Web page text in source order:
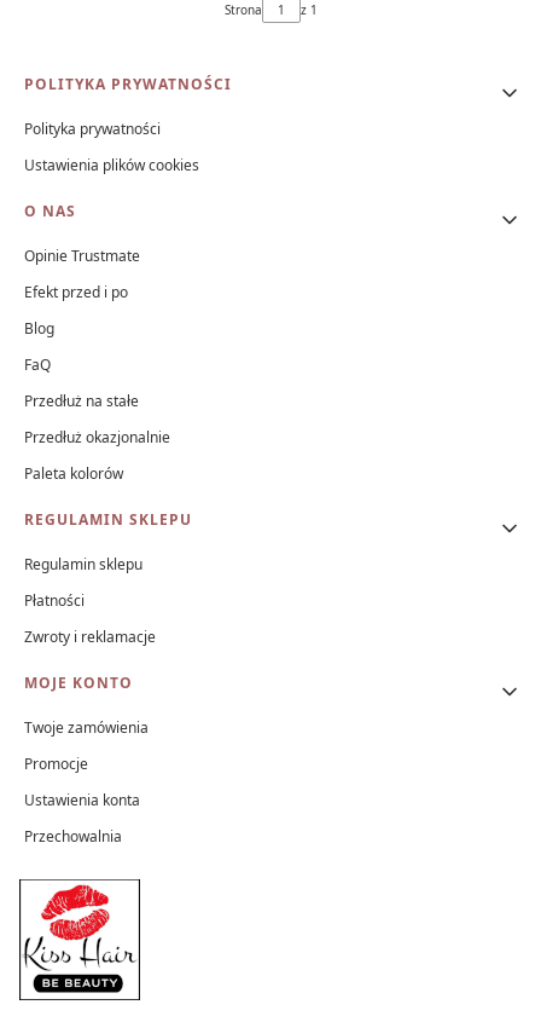
Strona z 1
Linki w stopce
POLITYKA PRYWATNOŚCI
Polityka prywatności
Ustawienia plików cookies
O NAS
Opinie Trustmate
Efekt przed i po
Blog
FaQ
Przedłuż na stałe
Przedłuż okazjonalnie
Paleta kolorów
REGULAMIN SKLEPU
Regulamin sklepu
Płatności
Zwroty i reklamacje
MOJE KONTO
Twoje zamówienia
Promocje
Ustawienia konta
Przechowalnia